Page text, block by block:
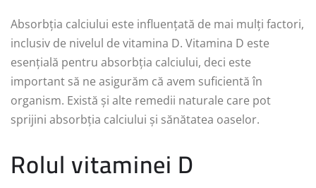
Absorbția calciului este influențată de mai mulți factori,
inclusiv de nivelul de vitamina D. Vitamina D este
esențială pentru absorbția calciului, deci este
important să ne asigurăm că avem suficientă în
organism. Există și alte remedii naturale care pot
sprijini absorbția calciului și sănătatea oaselor.
Rolul vitaminei D